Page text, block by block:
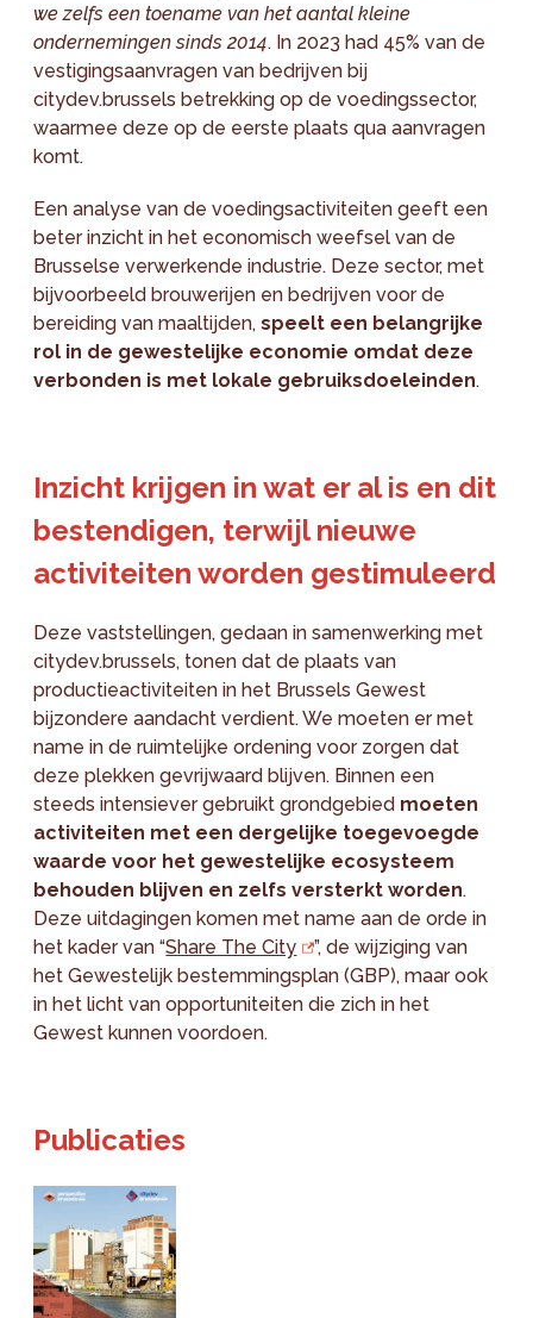
we zelfs een toename van het aantal kleine
ondernemingen sinds 2014. In 2023 had 45% van de
vestigingsaanvragen van bedrijven bij
citydev.brussels betrekking op de voedingssector,
waarmee deze op de eerste plaats qua aanvragen
komt.
Een analyse van de voedingsactiviteiten geeft een
beter inzicht in het economisch weefsel van de
Brusselse verwerkende industrie. Deze sector, met
bijvoorbeeld brouwerijen en bedrijven voor de
bereiding van maaltijden, speelt een belangrijke
rol in de gewestelijke economie omdat deze
verbonden is met lokale gebruiksdoeleinden.
Inzicht krijgen in wat er al is en dit
bestendigen, terwijl nieuwe
activiteiten worden gestimuleerd
Deze vaststellingen, gedaan in samenwerking met
citydev.brussels, tonen dat de plaats van
productieactiviteiten in het Brussels Gewest
bijzondere aandacht verdient. We moeten er met
name in de ruimtelijke ordening voor zorgen dat
deze plekken gevrijwaard blijven. Binnen een
steeds intensiever gebruikt grondgebied moeten
activiteiten met een dergelijke toegevoegde
waarde voor het gewestelijke ecosysteem
behouden blijven en zelfs versterkt worden.
Deze uitdagingen komen met name aan de orde in
het kader van “Share The City
”, de wijziging van
het Gewestelijk bestemmingsplan (GBP), maar ook
in het licht van opportuniteiten die zich in het
Gewest kunnen voordoen.
Publicaties